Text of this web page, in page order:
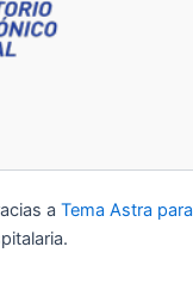
a Tema Astra para